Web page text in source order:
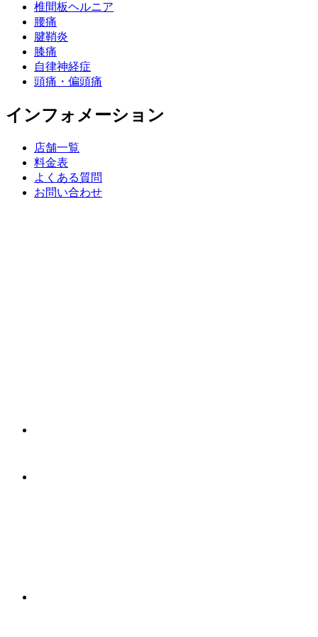
椎間板ヘルニア
腰痛
腱鞘炎
膝痛
自律神経症
頭痛・偏頭痛
インフォメーション
店舗一覧
料金表
よくある質問
お問い合わせ